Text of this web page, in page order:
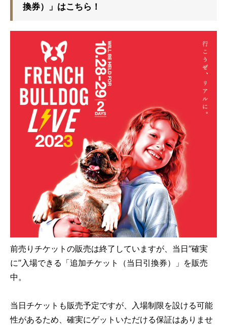
換券）」はこちら！
前売りチケットの販売は終了していますが、当日“確実
に”入場できる「追加チケット（当日引換券）」を販売
中。
当日チケットも販売予定ですが、入場制限を設ける可能
性があるため、確実にゲットいただける保証はありませ